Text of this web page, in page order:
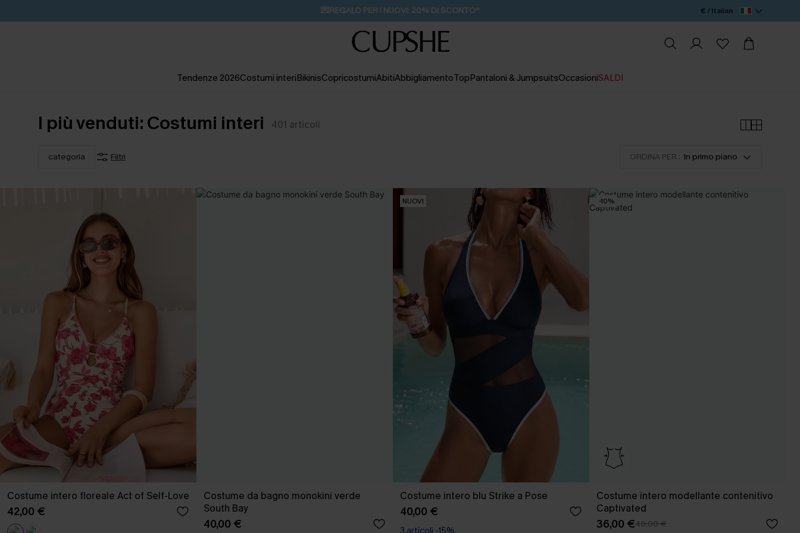
💌REGALO PER I NUOVI: 20% DI SCONTO* € / Italian
Tendenze 2026Costumi interiBikinisCopricostumiAbitiAbbigliamentoTopPantaloni & JumpsuitsOccasioniSALDI
I più venduti: Costumi interi 401 articoli
categoria Filtri ORDINA PER : In primo piano
Costume intero floreale Act of Self-Love
42,00 €
Costume da bagno monokini verde
South Bay
40,00 €
NUOVI
Costume intero blu Strike a Pose
40,00 €
3 articoli -15%
-10%
Costume intero modellante contenitivo
Captivated
36,00 €40,00 €